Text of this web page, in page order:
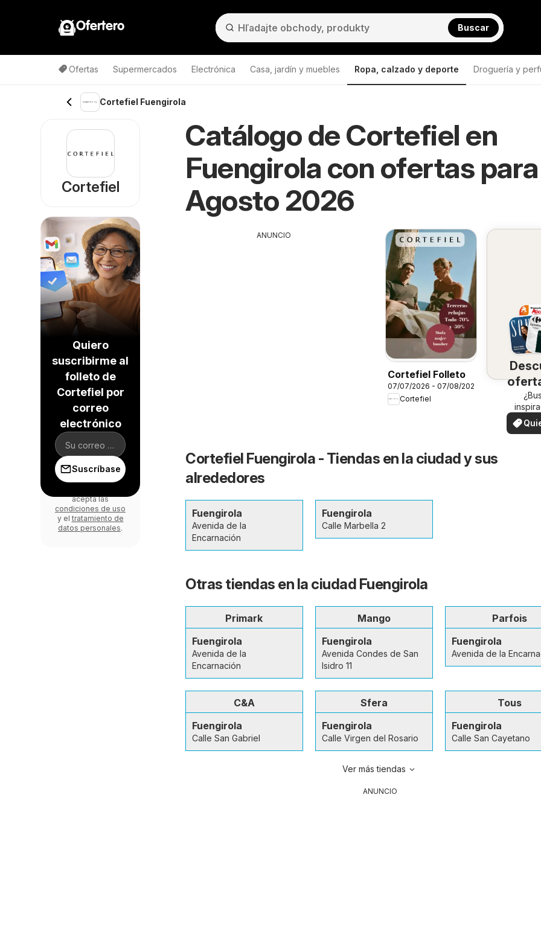
Ofertero Buscar
Ofertas Supermercados Electrónica Casa, jardín y muebles Ropa, calzado y deporte Droguería y
Cortefiel Fuengirola
Catálogo de Cortefiel en
Fuengirola con ofertas para
Agosto 2026
ANUNCIO
Cortefiel Folleto
07/07/2026 - 07/08/2026
Cortefiel
su
¡Vea
en su
ver
Cortefiel Fuengirola - Tiendas en la ciudad y sus
alrededores
Fuengirola
Avenida de la
Encarnación
Fuengirola
Calle Marbella 2
Otras tiendas en la ciudad Fuengirola
Primark
Fuengirola
Avenida de la
Encarnación
Mango
Fuengirola
Avenida Condes de San
Isidro 11
Parfois
Fuengirola
Avenida de la
C&A
Fuengirola
Calle San Gabriel
Sfera
Fuengirola
Calle Virgen del Rosario
Tous
Fuengirola
Calle San Cayetano
Ver más tiendas
ANUNCIO
Cortefiel
Quiero
suscribirme al
folleto de
Cortefiel por
correo
electrónico
Suscríbase
acepta las
condiciones de uso
y el tratamiento de
datos personales.